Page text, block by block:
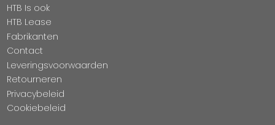
HTB Is ook
HTB Lease
Fabrikanten
Contact
Leveringsvoorwaarden
Retourneren
Privacybeleid
Cookiebeleid